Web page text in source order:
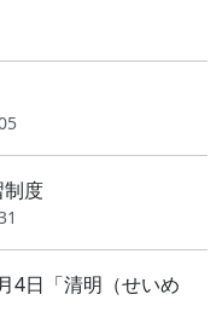
度
日「清明（せいめ